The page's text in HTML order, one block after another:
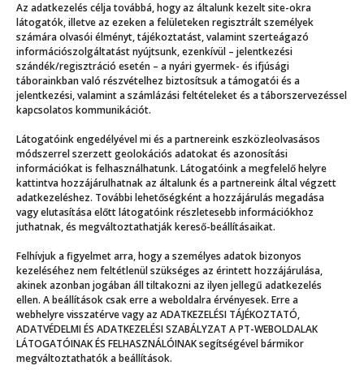
Az adatkezelés célja továbbá, hogy az általunk kezelt site-okra
látogatók, illetve az ezeken a felületeken regisztrált személyek
számára olvasói élményt, tájékoztatást, valamint szerteágazó
információszolgáltatást nyújtsunk, ezenkívül – jelentkezési
szándék/regisztráció esetén – a nyári gyermek- és ifjúsági
táborainkban való részvételhez biztosítsuk a támogatói és a
jelentkezési, valamint a számlázási feltételeket és a táborszervezéssel
kapcsolatos kommunikációt.
Látogatóink engedélyével mi és a partnereink eszközleolvasásos
módszerrel szerzett geolokációs adatokat és azonosítási
információkat is felhasználhatunk. Látogatóink a megfelelő helyre
kattintva hozzájárulhatnak az általunk és a partnereink által végzett
adatkezeléshez. További lehetőségként a hozzájárulás megadása
vagy elutasítása előtt látogatóink részletesebb információkhoz
juthatnak, és megváltoztathatják kereső-beállításaikat.
Felhívjuk a figyelmet arra, hogy a személyes adatok bizonyos
kezeléséhez nem feltétlenül szükséges az érintett hozzájárulása,
akinek azonban jogában áll tiltakozni az ilyen jellegű adatkezelés
ellen. A beállítások csak erre a weboldalra érvényesek. Erre a
webhelyre visszatérve vagy az ADATKEZELÉSI TÁJÉKOZTATÓ,
ADATVÉDELMI ÉS ADATKEZELÉSI SZABÁLYZAT A PT-WEBOLDALAK
LÁTOGATÓINAK ÉS FELHASZNÁLÓINAK segítségével bármikor
megváltoztathatók a beállítások.
Még több
Irány a strand! – Emma naplója, 44. rész